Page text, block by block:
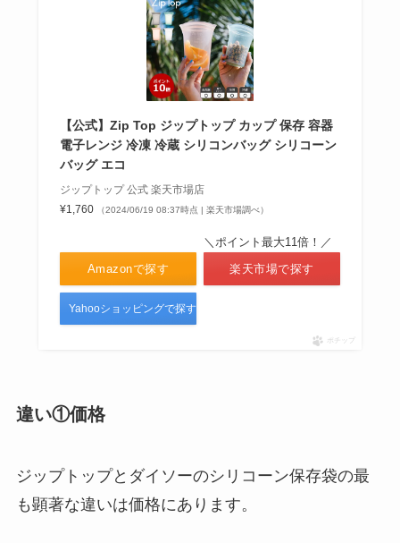
和の極みは販売終了なの？その理
由は？ドッグフードの口コミや代
替品について
【公式】Zip Top ジップトップ カップ 保存 容器
電子レンジ 冷凍 冷蔵 シリコンバッグ シリコーン
バッグ エコ
ジップトップ 公式 楽天市場店
¥1,760
（2024/06/19 08:37時点 | 楽天市場調べ）
Amazonで探す
＼ポイント最大11倍！／
楽天市場で探す
Yahooショッピングで探す
ポチップ
違い①価格
ジップトップとダイソーのシリコーン保存袋の最
も顕著な違いは価格にあります。